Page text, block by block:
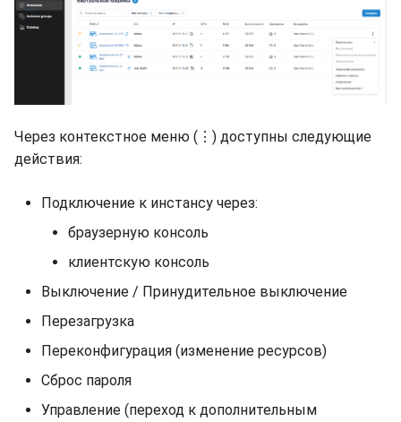
Через контекстное меню (⋮) доступны следующие
действия:
Подключение к инстансу через:
браузерную консоль
клиентскую консоль
Выключение / Принудительное выключение
Перезагрузка
Переконфигурация (изменение ресурсов)
Сброс пароля
Управление (переход к дополнительным